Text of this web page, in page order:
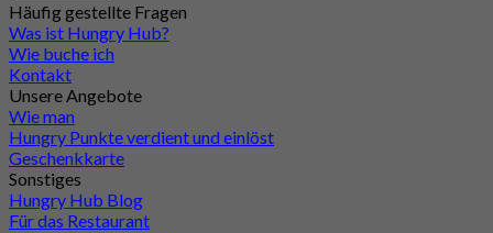
Häufig gestellte Fragen
Was ist Hungry Hub?
Wie buche ich
Kontakt
Unsere Angebote
Wie man
Hungry Punkte verdient und einlöst
Geschenkkarte
Sonstiges
Hungry Hub Blog
Für das Restaurant